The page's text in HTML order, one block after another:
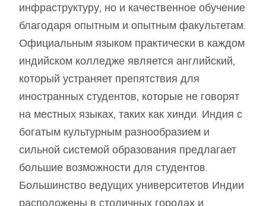
инфраструктуру, но и качественное обучение
благодаря опытным и опытным факультетам.
Официальным языком практически в каждом
индийском колледже является английский,
который устраняет препятствия для
иностранных студентов, которые не говорят
на местных языках, таких как хинди. Индия с
богатым культурным разнообразием и
сильной системой образования предлагает
большие возможности для студентов.
Большинство ведущих университетов Индии
расположены в столичных городах и